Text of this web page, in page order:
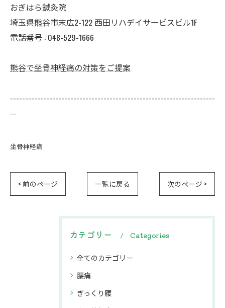
おぎはら鍼灸院
埼玉県熊谷市末広2-122 西田リハデイサービスビル1F
電話番号 : 048-529-1666
熊谷で坐骨神経痛の対策をご提案
--------------------------------------------------------------------
--
坐骨神経痛
< 前のページ 一覧に戻る 次のページ >
カテゴリー Categories
全てのカテゴリー
腰痛
ぎっくり腰